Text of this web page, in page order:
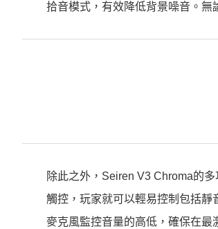
拾音模式，有效降低背景噪音。無
除此之外，Seiren V3 Chroma的
觸控，玩家就可以輕易控制包括
麥克風監控音量的高低，確保在最